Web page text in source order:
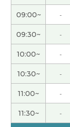
辛苦了～。下
我属于运动
会变壮。因此
我很烦恼。
今天辛苦了～
八月末我打
09:00~ -
09:30~ -
10:00~ -
10:30~ -
11:00~ -
11:30~ -